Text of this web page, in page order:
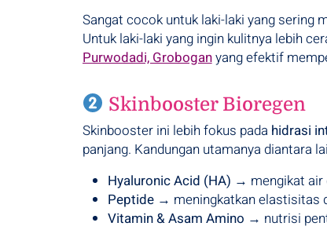
Sangat cocok untuk laki-laki yang sering
Untuk laki-laki yang ingin kulitnya lebih
Purwodadi, Groboganyang efektif
Skinbooster Bioregen
Skinbooster ini lebih fokus pada hidrasi
panjang. Kandungan utamanya diantara
Hyaluronic Acid (HA) → mengikat air
Peptide→ meningkatkan elastisitas
Vitamin & Asam Amino → nutrisi